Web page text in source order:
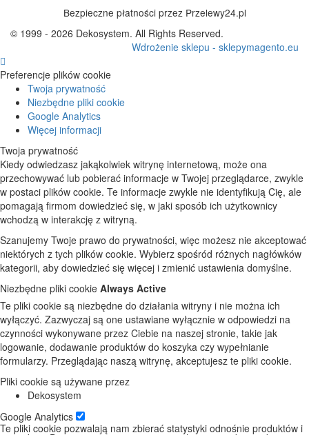
Bezpieczne płatności przez Przelewy24.pl
© 1999 - 2026 Dekosystem. All Rights Reserved.
Wdrożenie sklepu - sklepymagento.eu
Preferencje plików cookie
Twoja prywatność
Niezbędne pliki cookie
Google Analytics
Więcej informacji
Twoja prywatność
Kiedy odwiedzasz jakąkolwiek witrynę internetową, może ona
przechowywać lub pobierać informacje w Twojej przeglądarce, zwykle
w postaci plików cookie. Te informacje zwykle nie identyfikują Cię, ale
pomagają firmom dowiedzieć się, w jaki sposób ich użytkownicy
wchodzą w interakcję z witryną.
Szanujemy Twoje prawo do prywatności, więc możesz nie akceptować
niektórych z tych plików cookie. Wybierz spośród różnych nagłówków
kategorii, aby dowiedzieć się więcej i zmienić ustawienia domyślne.
Niezbędne pliki cookie Always Active
Te pliki cookie są niezbędne do działania witryny i nie można ich
wyłączyć. Zazwyczaj są one ustawiane wyłącznie w odpowiedzi na
czynności wykonywane przez Ciebie na naszej stronie, takie jak
logowanie, dodawanie produktów do koszyka czy wypełnianie
formularzy. Przeglądając naszą witrynę, akceptujesz te pliki cookie.
Pliki cookie są używane przez
Dekosystem
Google Analytics
Te pliki cookie pozwalają nam zbierać statystyki odnośnie produktów i